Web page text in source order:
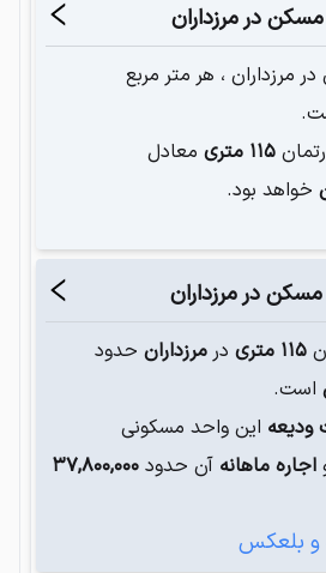
مسکن درمرزداران
در مرزداران ، هر متر مربع
۱۱۵ متری معادل
خواهد بود.
مسکن درمرزداران
۱۱۵ متری در مرزداران حدود
است.
ودیعه این واحد مسکونی
اجاره ماهانه آن حدود ۳۷,۸۰۰,۰۰۰
و بلعکس